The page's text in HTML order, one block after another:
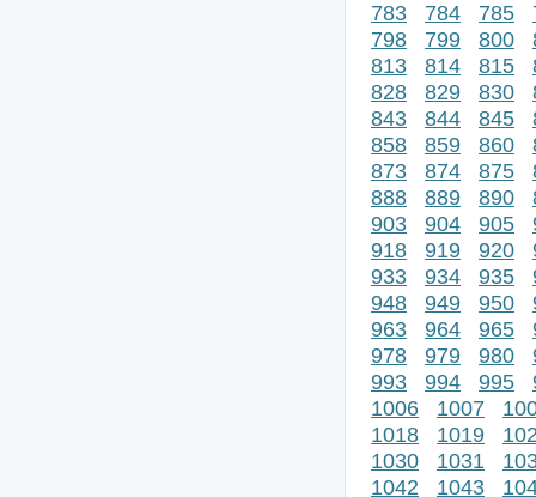
783
784 785
798
799 800
813
814 815
828
829 830
843
844 845
858
859 860
873
874 875
888
889 890
903
904 905
918
919 920
933
934 935
948
949 950
963
964 965
978
979 980
993
994 995
1006
1007
1018
1019
1030
1031
1042
1043